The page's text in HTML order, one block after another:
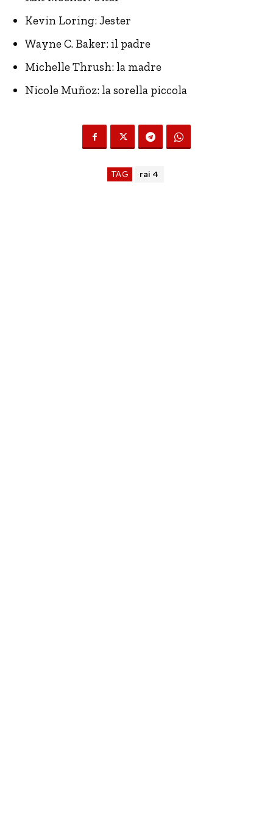
Kevin Loring: Jester
Wayne C. Baker: il padre
Michelle Thrush: la madre
Nicole Muñoz: la sorella piccola
TAG rai 4